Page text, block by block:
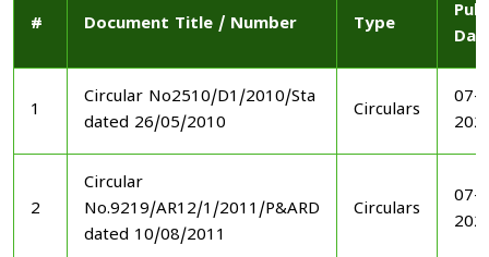
# Document Title / Number Type
1
Circular No2510/D1/2010/Sta
dated 26/05/2010
Circulars
07-
2
Circular
No.9219/AR12/1/2011/P&ARD
dated 10/08/2011
Circulars
07-